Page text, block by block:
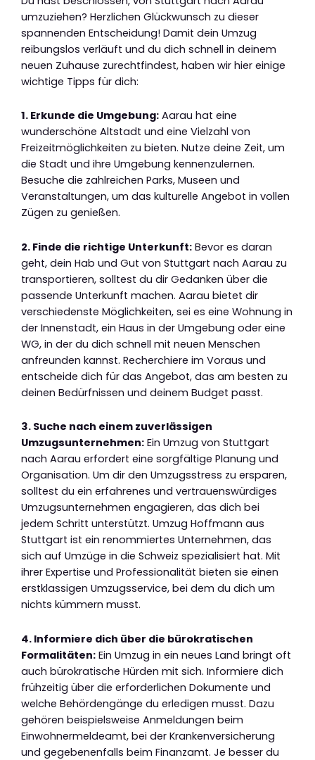
umzuziehen? Herzlichen Glückwunsch zu dieser
spannenden Entscheidung! Damit dein Umzug
reibungslos verläuft und du dich schnell in deinem
neuen Zuhause zurechtfindest, haben wir hier einige
wichtige Tipps für dich:
1. Erkunde die Umgebung: Aarau hat eine
wunderschöne Altstadt und eine Vielzahl von
Freizeitmöglichkeiten zu bieten. Nutze deine Zeit, um
die Stadt und ihre Umgebung kennenzulernen.
Besuche die zahlreichen Parks, Museen und
Veranstaltungen, um das kulturelle Angebot in vollen
Zügen zu genießen.
2. Finde die richtige Unterkunft: Bevor es daran
geht, dein Hab und Gut von Stuttgart nach Aarau zu
transportieren, solltest du dir Gedanken über die
passende Unterkunft machen. Aarau bietet dir
verschiedenste Möglichkeiten, sei es eine Wohnung in
der Innenstadt, ein Haus in der Umgebung oder eine
WG, in der du dich schnell mit neuen Menschen
anfreunden kannst. Recherchiere im Voraus und
entscheide dich für das Angebot, das am besten zu
deinen Bedürfnissen und deinem Budget passt.
3. Suche nach einem zuverlässigen
Umzugsunternehmen: Ein Umzug von Stuttgart
nach Aarau erfordert eine sorgfältige Planung und
Organisation. Um dir den Umzugsstress zu ersparen,
solltest du ein erfahrenes und vertrauenswürdiges
Umzugsunternehmen engagieren, das dich bei
jedem Schritt unterstützt. Umzug Hoffmann aus
Stuttgart ist ein renommiertes Unternehmen, das
sich auf Umzüge in die Schweiz spezialisiert hat. Mit
ihrer Expertise und Professionalität bieten sie einen
erstklassigen Umzugsservice, bei dem du dich um
nichts kümmern musst.
4. Informiere dich über die bürokratischen
Formalitäten: Ein Umzug in ein neues Land bringt oft
auch bürokratische Hürden mit sich. Informiere dich
frühzeitig über die erforderlichen Dokumente und
welche Behördengänge du erledigen musst. Dazu
gehören beispielsweise Anmeldungen beim
Einwohnermeldeamt, bei der Krankenversicherung
und gegebenenfalls beim Finanzamt. Je besser du